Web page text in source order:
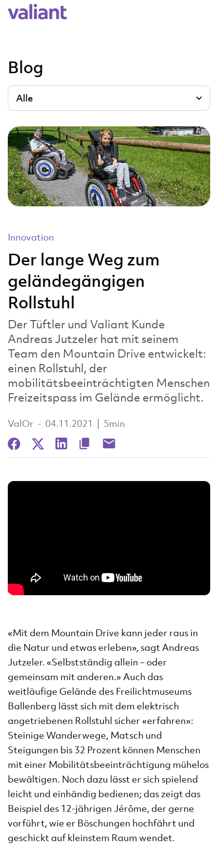
Blog
Alle
Innovation
Der lange Weg zum
geländegängigen
Rollstuhl
Der Tüftler und Valiant Kunde
Andreas Jutzeler hat mit seinem
Team den Mountain Drive entwickelt:
einen Rollstuhl, der
mobilitätsbeeinträchtigten Menschen
Freizeitspass im Gelände ermöglicht.
ValOr - 04.11.2021 | 5min
«Mit dem Mountain Drive kann jeder raus in
die Natur und etwas erleben», sagt Andreas
Jutzeler. «Selbstständig allein – oder
gemeinsam mit anderen.» Auch das
weitläufige Gelände des Freilichtmuseums
Ballenberg lässt sich mit dem elektrisch
angetriebenen Rollstuhl sicher «erfahren»:
Steinige Wanderwege, Matsch und
Steigungen bis 32 Prozent können Menschen
mit einer Mobilitätsbeeinträchtigung mühelos
bewältigen. Noch dazu lässt er sich spielend
leicht und einhändig bedienen; das zeigt das
Beispiel des 12-jährigen Jérôme, der gerne
vorführt, wie er Böschungen hochfährt und
geschickt auf kleinstem Raum wendet.